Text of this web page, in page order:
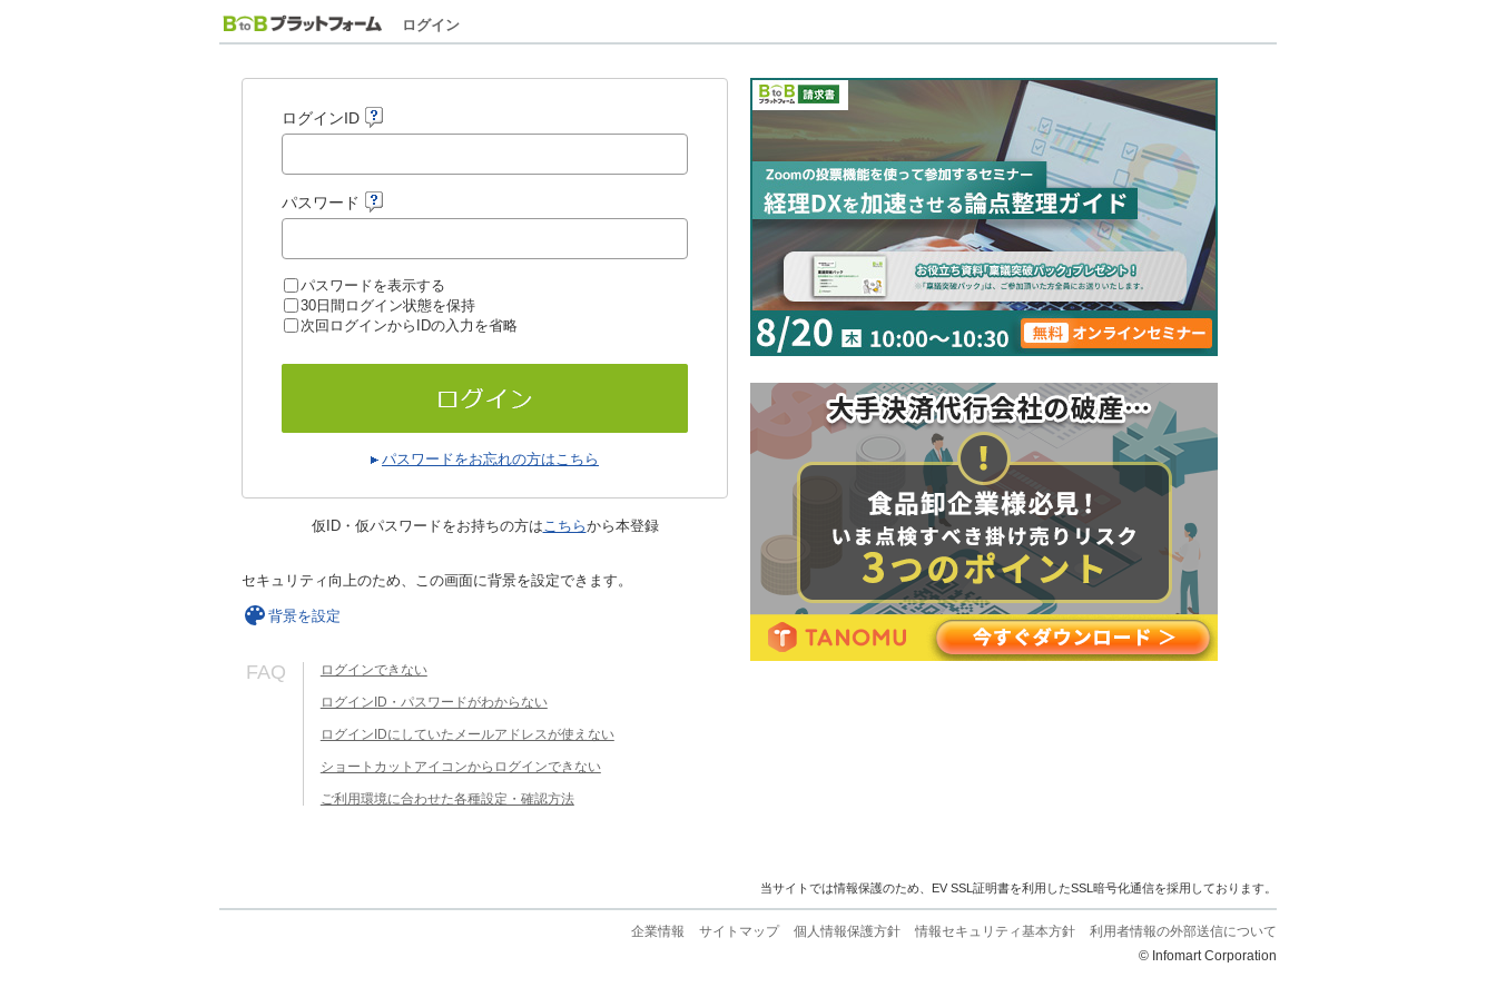
ログイン
ログインID
パスワード
パスワードを表示する
30日間ログイン状態を保持
次回ログインからIDの入力を省略
パスワードをお忘れの方はこちら
仮ID・仮パスワードをお持ちの方はこちらから本登録
セキュリティ向上のため、この画面に背景を設定できます。
背景を設定
FAQ ログインできない
ログインID・パスワードがわからない
ログインIDにしていたメールアドレスが使えない
ショートカットアイコンからログインできない
ご利用環境に合わせた各種設定・確認方法
当サイトでは情報保護のため、EV SSL証明書を利用したSSL暗号化通信を採用しております。
企業情報 サイトマップ 個人情報保護方針 情報セキュリティ基本方針
利用者情報の外部送信について
© Infomart Corporation